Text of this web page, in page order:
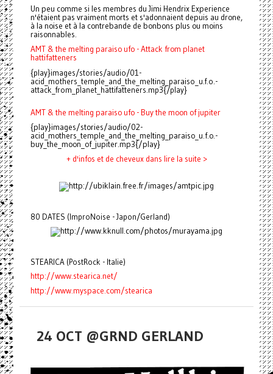
Un peu comme si les membres du Jimi Hendrix Experience
n'étaient pas vraiment morts et s'adonnaient depuis au drone,
à la noise et à la contrebande de bonbons plus ou moins
raisonnables.
AMT & the melting paraiso ufo - Attack from planet
hattifatteners
{play}images/stories/audio/01-
acid_mothers_temple_and_the_melting_paraiso_u.f.o.-
attack_from_planet_hattifatteners.mp3{/play}
AMT & the melting paraiso ufo - Buy the moon of jupiter
{play}images/stories/audio/02-
acid_mothers_temple_and_the_melting_paraiso_u.f.o.-
buy_the_moon_of_jupiter.mp3{/play}
+ d'infos et de cheveux dans lire la suite >
80 DATES (ImproNoise - Japon/Gerland)
STEARICA (PostRock - Italie)
http://www.stearica.net/
http://www.myspace.com/stearica
24 OCT @GRND GERLAND